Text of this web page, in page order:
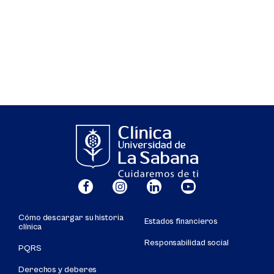
Cómo descargar su historia
clínica
PQRS
Derechos y deberes
Estados financieros
Responsabilidad social